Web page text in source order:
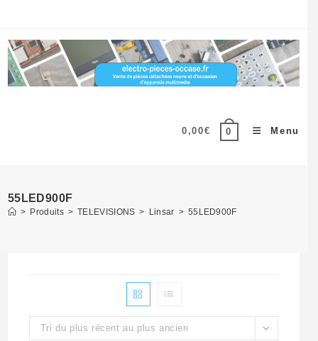
content
0,00€ 0 Menu
55LED900F
> Produits > TELEVISIONS > Linsar > 55LED900F
Tri du plus récent au plus ancien